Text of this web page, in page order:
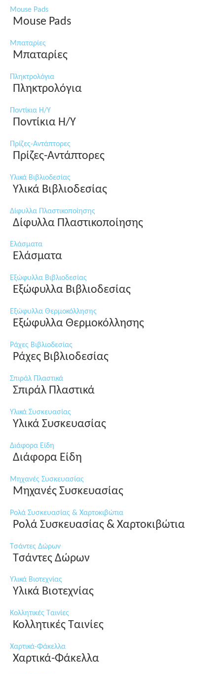
Mouse Pads
Mouse Pads
Μπαταρίες
Μπαταρίες
Πληκτρολόγια
Πληκτρολόγια
Ποντίκια Η/Υ
Ποντίκια Η/Υ
Πρίζες-Αντάπτορες
Πρίζες-Αντάπτορες
Υλικά Βιβλιοδεσίας
Υλικά Βιβλιοδεσίας
Δίφυλλα Πλαστικοποίησης
Δίφυλλα Πλαστικοποίησης
Ελάσματα
Ελάσματα
Εξώφυλλα Βιβλιοδεσίας
Εξώφυλλα Βιβλιοδεσίας
Εξώφυλλα Θερμοκόλλησης
Εξώφυλλα Θερμοκόλλησης
Ράχες Βιβλιοδεσίας
Ράχες Βιβλιοδεσίας
Σπιράλ Πλαστικά
Σπιράλ Πλαστικά
Υλικά Συσκευασίας
Υλικά Συσκευασίας
Διάφορα Είδη
Διάφορα Είδη
Μηχανές Συσκευασίας
Μηχανές Συσκευασίας
Ρολά Συσκευασίας & Χαρτοκιβώτια
Ρολά Συσκευασίας & Χαρτοκιβώτια
Τσάντες Δώρων
Τσάντες Δώρων
Υλικά Βιοτεχνίας
Υλικά Βιοτεχνίας
Κολλητικές Ταινίες
Κολλητικές Ταινίες
Χαρτικά-Φάκελλα
Χαρτικά-Φάκελλα